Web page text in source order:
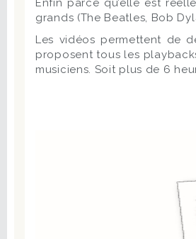
Enfin parce qu’elle est
grands (The Beatles, Bob
Les vidéos permettent de
proposent tous les
musiciens. Soit plus de 6